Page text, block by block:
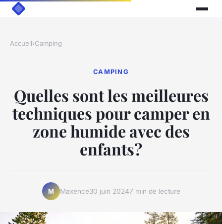
Accueil›Camping
CAMPING
Quelles sont les meilleures
techniques pour camper en
zone humide avec des
enfants?
M Maxence30 juin 20247 min de lecture